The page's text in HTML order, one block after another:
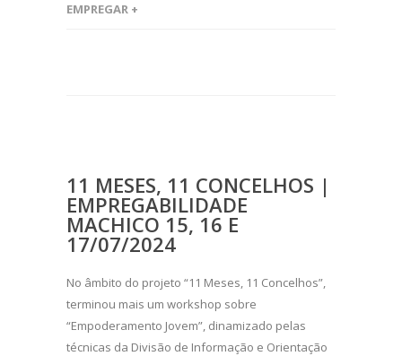
EMPREGAR +
11 MESES, 11 CONCELHOS |
EMPREGABILIDADE
MACHICO 15, 16 E
17/07/2024
No âmbito do projeto “11 Meses, 11 Concelhos”,
terminou mais um workshop sobre
“Empoderamento Jovem”, dinamizado pelas
técnicas da Divisão de Informação e Orientação